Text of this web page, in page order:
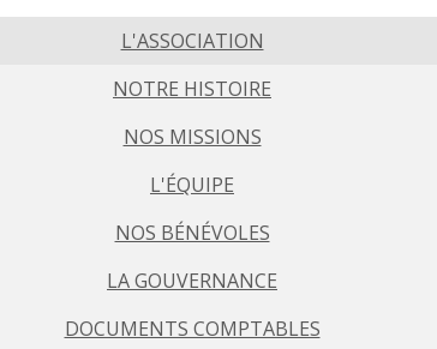
L'ASSOCIATION
NOTRE HISTOIRE
NOS MISSIONS
L'ÉQUIPE
NOS BÉNÉVOLES
LA GOUVERNANCE
DOCUMENTS COMPTABLES